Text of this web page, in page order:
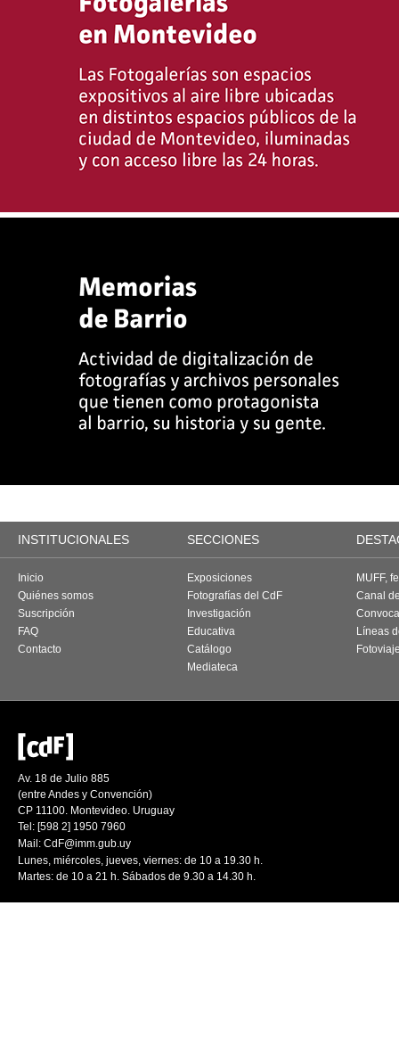
INSTITUCIONALES SECCIONES
Inicio
Quiénes somos
Suscripción
FAQ
Contacto
Exposiciones
Fotografías del CdF
Investigación
Educativa
Catálogo
Mediateca
MUFF,
Canal
Líneas
Av. 18 de Julio 885
(entre Andes y Convención)
CP 11100. Montevideo. Uruguay
Tel: [598 2] 1950 7960
Mail: CdF@imm.gub.uy
Lunes, miércoles, jueves, viernes: de 10 a 19.30 h.
Martes: de 10 a 21 h. Sábados de 9.30 a 14.30 h.